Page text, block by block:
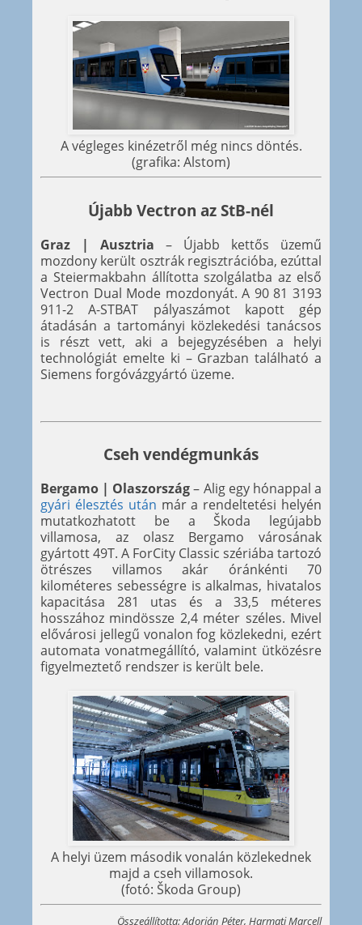
A végleges kinézetről még nincs döntés.
(grafika: Alstom)
Újabb Vectron az StB-nél
Graz | Ausztria – Újabb kettős üzemű
mozdony került osztrák regisztrációba, ezúttal
a Steiermakbahn állította szolgálatba az első
Vectron Dual Mode mozdonyát. A 90 81 3193
911-2 A-STBAT pályaszámot kapott gép
átadásán a tartományi közlekedési tanácsos
is részt vett, aki a bejegyzésében a helyi
technológiát emelte ki – Grazban található a
Siemens forgóvázgyártó üzeme.
Cseh vendégmunkás
Bergamo | Olaszország– Alig egy hónappal a
gyári élesztés után már a rendeltetési helyén
mutatkozhatott be a Škoda legújabb
villamosa, az olasz Bergamo városának
gyártott 49T. A ForCity Classic szériába tartozó
ötrészes villamos akár óránkénti 70
kilométeres sebességre is alkalmas, hivatalos
kapacitása 281 utas és a 33,5 méteres
hosszához mindössze 2,4 méter széles. Mivel
elővárosi jellegű vonalon fog közlekedni, ezért
automata vonatmegállító, valamint ütközésre
figyelmeztető rendszer is került bele.
A helyi üzem második vonalán közlekednek
majd a cseh villamosok.
(fotó: Škoda Group)
Összeállította: Adorján Péter, Harmati Marcell